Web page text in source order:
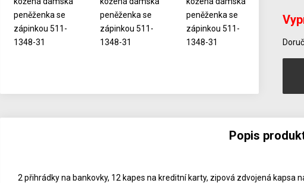
Počet
Popis
2 přihrádky na bankovky, 12 kapes na kreditní karty, zipová zdvojená kapsa